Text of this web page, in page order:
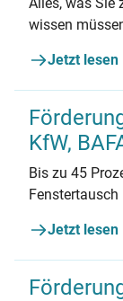
wissen
und mehr.
Jetzt lesen
KfW,
Bis zu 45
Jetzt lesen